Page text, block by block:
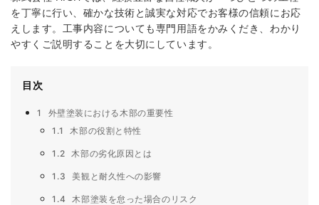
を丁寧に行い、確かな技術と誠実な対応でお客様の信頼にお応
えします。工事内容についても専門用語をかみくだき、わかり
やすくご説明することを大切にしています。
目次
1
外壁塗装における木部の重要性
1.1
木部の役割と特性
1.2 木部の劣化原因とは
1.3 美観と耐久性への影響
1.4 木部塗装を怠った場合のリスク